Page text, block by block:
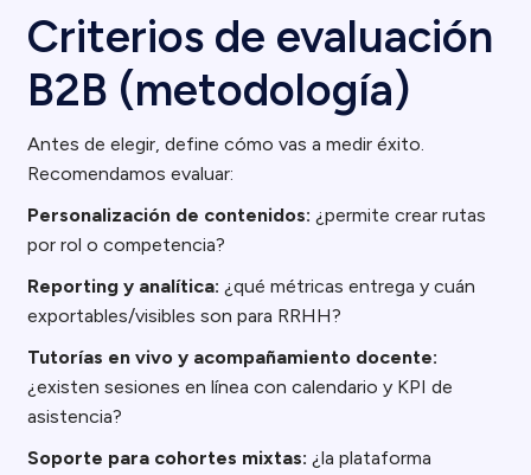
Criterios de evaluación
B2B (metodología)
Antes de elegir, define cómo vas a medir éxito.
Recomendamos evaluar:
Personalización de contenidos: ¿permite crear rutas
por rol o competencia?
Reporting y analítica: ¿qué métricas entrega y cuán
exportables/visibles son para RRHH?
Tutorías en vivo y acompañamiento docente:
¿existen sesiones en línea con calendario y KPI de
asistencia?
Soporte para cohortes mixtas: ¿la plataforma